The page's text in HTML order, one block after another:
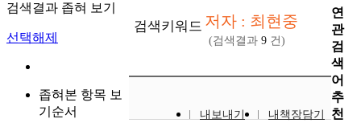
검색결과 좁혀 보기
선택해제
좁혀본 항목 보
기순서
검색키워드 저자 : 최현중
(검색결과 9 건)
내보내기
내책장담기
연
관
검
색
어
추
천